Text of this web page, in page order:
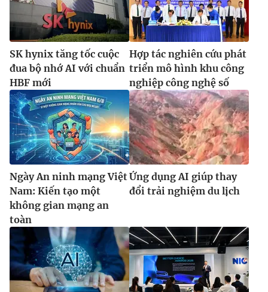
SK hynix tăng tốc cuộc
đua bộ nhớ AI với chuẩn
HBF mới
Hợp tác nghiên cứu phát
triển mô hình khu công
nghiệp công nghệ số
Ngày An ninh mạng Việt
Nam: Kiến tạo một
không gian mạng an
toàn
Ứng dụng AI giúp thay
đổi trải nghiệm du lịch